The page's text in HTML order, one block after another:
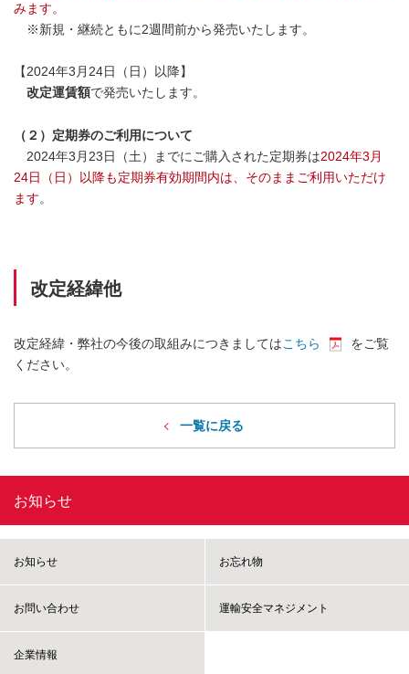
みます。
※新規・継続ともに2週間前から発売いたします。
【2024年3月24日（日）以降】
改定運賃額で発売いたします。
（２）定期券のご利用について
2024年3月23日（土）までにご購入された定期券は2024年3月
24日（日）以降も定期券有効期間内は、そのままご利用いただけ
ます。
改定経緯他
改定経緯・弊社の今後の取組みにつきましてはこちら
をご覧
ください。
一覧に戻る
お知らせ
お知らせ お忘れ物
お問い合わせ 運輸安全マネジメント
企業情報